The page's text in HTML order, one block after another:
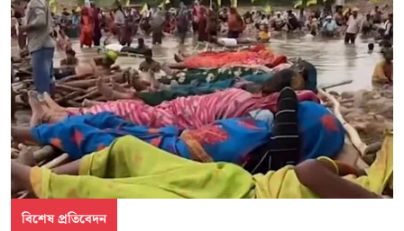
বিশেষ প্রতিবেদন